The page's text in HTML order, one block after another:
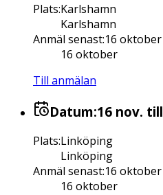
Plats:Karlshamn
Karlshamn
Anmäl senast:16 oktober
16 oktober
Till anmälan
Datum:16 nov.
Plats:Linköping
Linköping
Anmäl senast:16 oktober
16 oktober